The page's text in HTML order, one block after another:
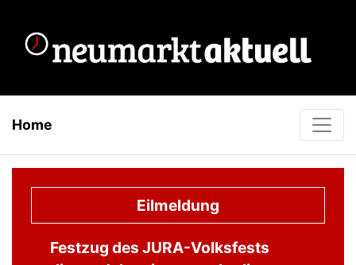
Home
Eilmeldung
Festzug des JURA-Volksfests